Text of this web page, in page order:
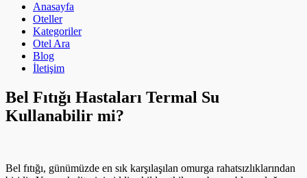
Anasayfa
Oteller
Kategoriler
Otel Ara
Blog
İletişim
Bel Fıtığı Hastaları Termal Su
Kullanabilir mi?
Bel fıtığı, günümüzde en sık karşılaşılan omurga rahatsızlıklarından